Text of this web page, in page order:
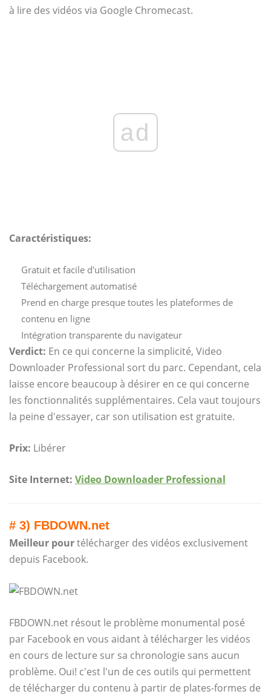
à lire des vidéos via Google Chromecast.
ad
Caractéristiques:
Gratuit et facile d'utilisation
Téléchargement automatisé
Prend en charge presque toutes les plateformes de
contenu en ligne
Intégration transparente du navigateur
Verdict: En ce qui concerne la simplicité, Video
Downloader Professional sort du parc. Cependant, cela
laisse encore beaucoup à désirer en ce qui concerne
les fonctionnalités supplémentaires. Cela vaut toujours
la peine d'essayer, car son utilisation est gratuite.
Prix: Libérer
Site Internet: Video Downloader Professional
# 3) FBDOWN.net
Meilleur pourtélécharger des vidéos exclusivement
depuis Facebook.
FBDOWN.net résout le problème monumental posé
par Facebook en vous aidant à télécharger les vidéos
en cours de lecture sur sa chronologie sans aucun
problème. Oui! c'est l'un de ces outils qui permettent
de télécharger du contenu à partir de plates-formes de